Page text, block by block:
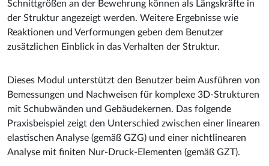
Schnittgrößen an der Bewehrung können als Längskräfte in
der Struktur angezeigt werden. Weitere Ergebnisse wie
Reaktionen und Verformungen geben dem Benutzer
zusätzlichen Einblick in das Verhalten der Struktur.
Dieses Modul unterstützt den Benutzer beim Ausführen von
Bemessungen und Nachweisen für komplexe 3D-Strukturen
mit Schubwänden und Gebäudekernen. Das folgende
Praxisbeispiel zeigt den Unterschied zwischen einer linearen
elastischen Analyse (gemäß GZG) und einer nichtlinearen
Analyse mit finiten Nur-Druck-Elementen (gemäß GZT).